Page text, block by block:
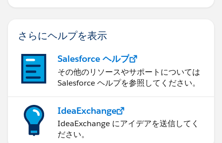
さらにヘルプを表示
Salesforce ヘルプ
その他のリソースやサポートについては
Salesforce ヘルプを参照してください。
IdeaExchange
IdeaExchange にアイデアを送信してく
ださい。